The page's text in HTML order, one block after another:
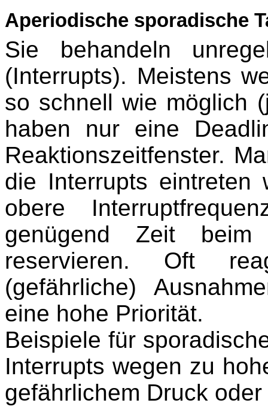
Aperiodische sporadische
Sie behandeln
(Interrupts). Meistens
so schnell wie möglich
haben nur eine
Reaktionszeitfenster.
die Interrupts eintreten
obere
genügend Zeit
reservieren. Oft
(gefährliche)
eine hohe Priorität.
Beispiele für
Interrupts wegen zu
gefährlichem Druck